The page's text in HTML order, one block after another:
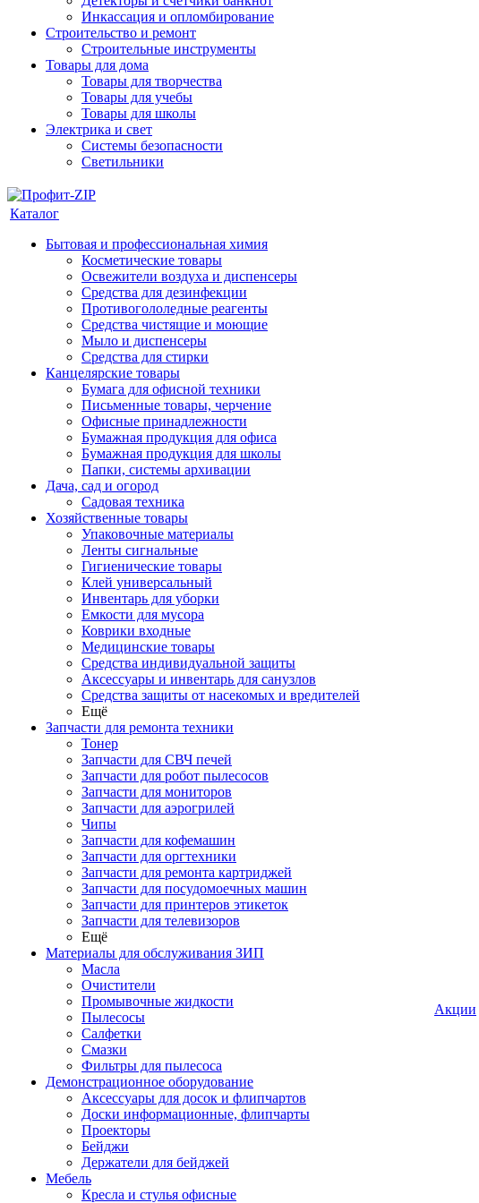
Инкассация и опломбирование
Строительство и ремонт
Строительные инструменты
Товары для дома
Товары для творчества
Товары для учебы
Товары для школы
Электрика и свет
Системы безопасности
Светильники
Каталог
Бытовая и профессиональная химия
Косметические товары
Освежители воздуха и диспенсеры
Средства для дезинфекции
Противогололедные реагенты
Средства чистящие и моющие
Мыло и диспенсеры
Средства для стирки
Канцелярские товары
Бумага для офисной техники
Письменные товары, черчение
Офисные принадлежности
Бумажная продукция для офиса
Бумажная продукция для школы
Папки, системы архивации
Дача, сад и огород
Садовая техника
Хозяйственные товары
Упаковочные материалы
Ленты сигнальные
Гигиенические товары
Клей универсальный
Инвентарь для уборки
Емкости для мусора
Коврики входные
Медицинские товары
Средства индивидуальной защиты
Аксессуары и инвентарь для санузлов
Средства защиты от насекомых и вредителей
Ещё
Запчасти для ремонта техники
Тонер
Запчасти для СВЧ печей
Запчасти для робот пылесосов
Запчасти для мониторов
Запчасти для аэрогрилей
Чипы
Запчасти для кофемашин
Запчасти для оргтехники
Запчасти для ремонта картриджей
Запчасти для посудомоечных машин
Запчасти для принтеров этикеток
Запчасти для телевизоров
Ещё
Материалы для обслуживания ЗИП
Масла
Очистители
Промывочные жидкости
Пылесосы
Салфетки
Смазки
Фильтры для пылесоса
Демонстрационное оборудование
Аксессуары для досок и флипчартов
Доски информационные, флипчарты
Проекторы
Бейджи
Держатели для бейджей
Мебель
Кресла и стулья офисные
Акции